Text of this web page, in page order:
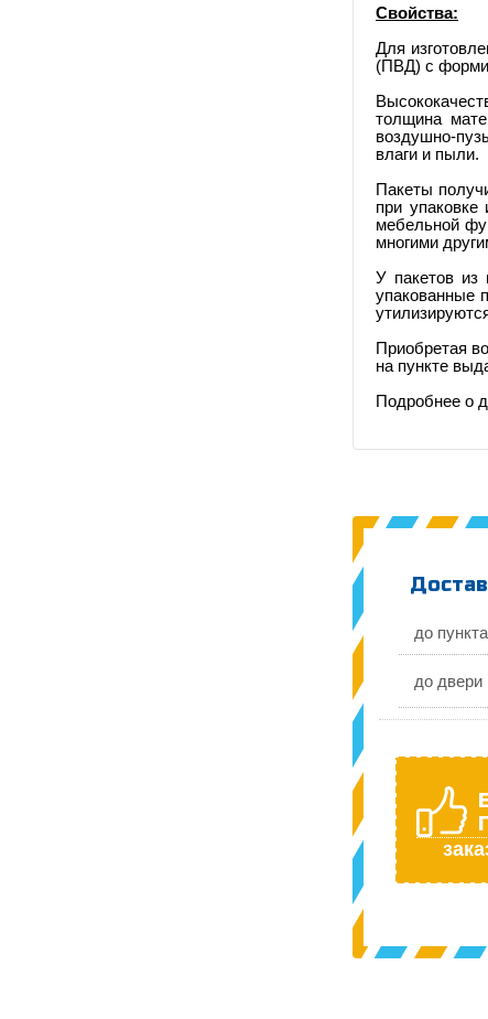
Свойства:
Для
(ПВД) с
толщина
воздушно-
влаги и пыли.
Пакеты
при упаковке
мебельной
многими
У пакетов из
упакованные
Приобретая
на пункте
Подробнее о
до
до двери